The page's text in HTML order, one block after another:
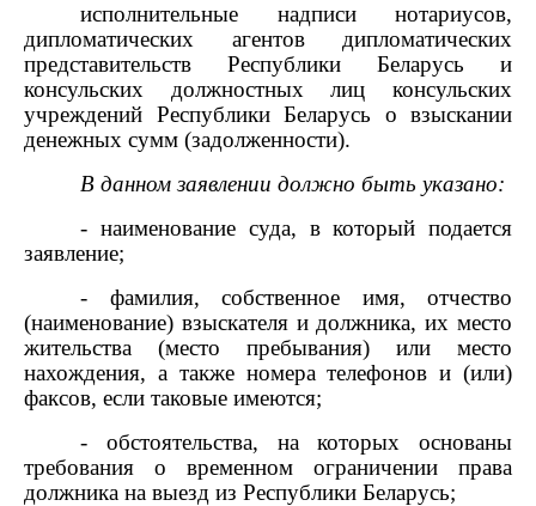
исполнительные надписи нотариусов,
дипломатических агентов дипломатических
представительств Республики Беларусь и
консульских должностных лиц консульских
учреждений Республики Беларусь о взыскании
денежных сумм (задолженности).
В данном заявлении должно быть указано:
- наименование суда, в который подается
заявление;
- фамилия, собственное имя, отчество
(наименование) взыскателя и должника, их место
жительства (место пребывания) или место
нахождения, а также номера телефонов и (или)
факсов, если таковые имеются;
- обстоятельства, на которых основаны
требования о временном ограничении права
должника на выезд из Республики Беларусь;